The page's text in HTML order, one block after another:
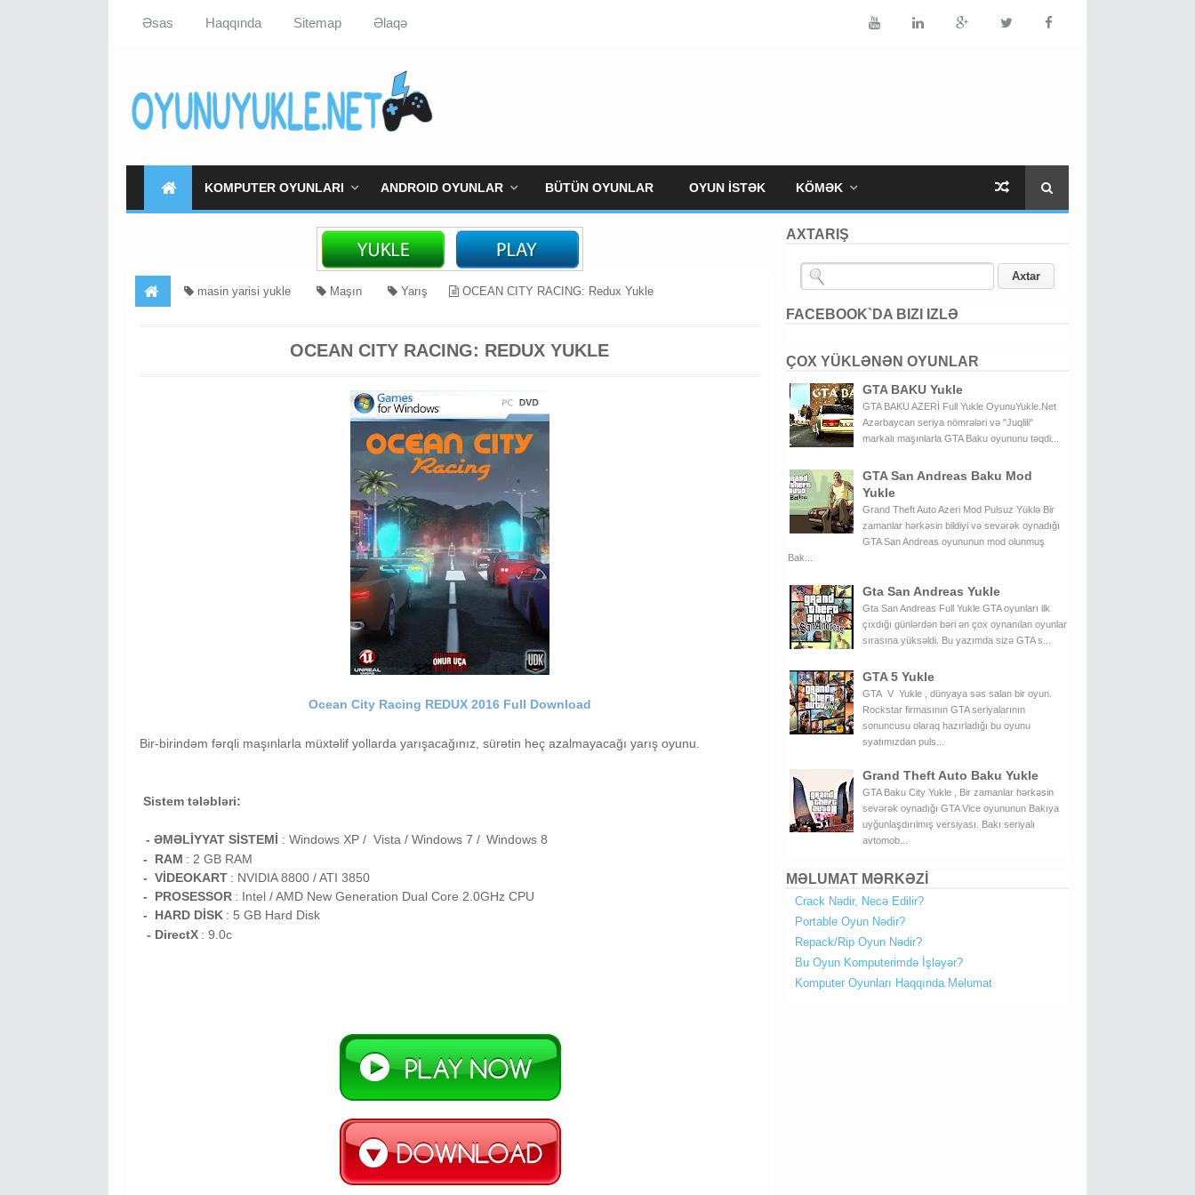
Əsas Haqqında Sitemap Əlaqə
KOMPUTER OYUNLARI ANDROID OYUNLAR BÜTÜN OYUNLAR OYUN İSTƏK KÖMƏK
masin yarisi yukle Maşın Yarış OCEAN CITY RACING: Redux Yukle
OCEAN CITY RACING: REDUX YUKLE
Ocean City Racing REDUX 2016 Full Download
Bir-birindəm fərqli maşınlarla müxtəlif yollarda yarışacağınız, sürətin heç azalmayacağı yarış oyunu.
Sistem tələbləri:
- ƏMƏLİYYAT SİSTEMİ : Windows XP / Vista / Windows 7 / Windows 8
- RAM : 2 GB RAM
- VİDEOKART : NVIDIA 8800 / ATI 3850
- PROSESSOR : Intel / AMD New Generation Dual Core 2.0GHz CPU
- HARD DİSK : 5 GB Hard Disk
- DirectX : 9.0c
AXTARIŞ
FACEBOOK`DA BIZI IZLƏ
ÇOX YÜKLƏNƏN OYUNLAR
GTA BAKU Yukle
GTA BAKU AZERİ Full Yukle OyunuYukle.Net
Azərbaycan seriya nömrələri və "Juqlili"
markalı maşınlarla GTA Baku oyununu təqdi...
GTA San Andreas Baku Mod
Yukle
Grand Theft Auto Azeri Mod Pulsuz Yüklə Bir
zamanlar hərkəsin bildiyi və sevərək oynadığı
GTA San Andreas oyununun mod olunmuş
Bak...
Gta San Andreas Yukle
Gta San Andreas Full Yukle GTA oyunları ilk
çıxdığı günlərdən bəri ən çox oynanılan oyunlar
sırasına yüksəldi. Bu yazımda sizə GTA s...
GTA 5 Yukle
GTA V Yukle , dünyaya səs salan bir oyun.
Rockstar firmasının GTA seriyalarının
sonuncusu olaraq hazırladığı bu oyunu
syatımızdan puls...
Grand Theft Auto Baku Yukle
GTA Baku City Yukle , Bir zamanlar hərkəsin
sevərək oynadığı GTA Vice oyununun Bakıya
uyğunlaşdırılmış versiyası. Bakı seriyalı
avtomob...
MƏLUMAT MƏRKƏZİ
Crack Nədir, Necə Edilir?
Portable Oyun Nədir?
Repack/Rip Oyun Nədir?
Bu Oyun Komputerimdə İşləyər?
Komputer Oyunları Haqqında Məlumat